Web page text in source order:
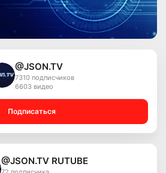
@JSON.TV
7310 подписчиков
6603 видео
Подписаться
@JSON.TV RUTUBE